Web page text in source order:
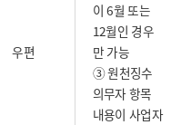
우편
이 6월 또는
12월인 경우
만 가능
③ 원천징수
의무자 항목
내용이 사업자